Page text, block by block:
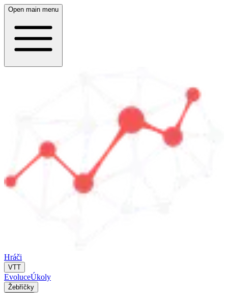
Open main menu
Hráči
VTT
EvoluceÚkoly
Žebříčky